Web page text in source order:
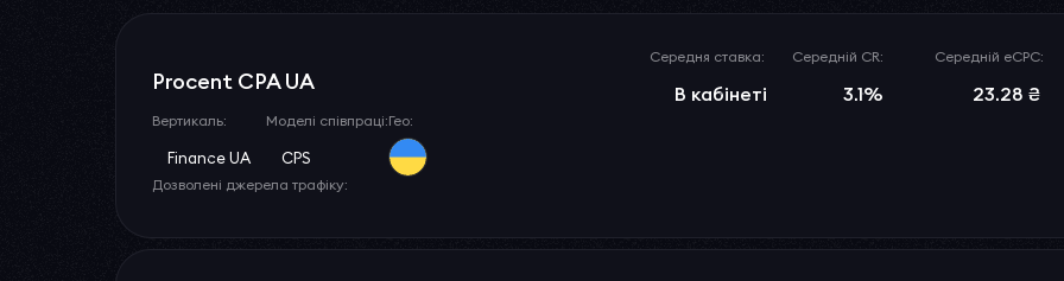
Procent CPA UA
Середня ставка:
В кабінеті
Середній CR:
3.1%
Середній eCPC:
23.28 ₴
Вертикаль:
Finance UA
Моделі співпраці:
CPS
Гео:
Дозволені джерела трафіку: